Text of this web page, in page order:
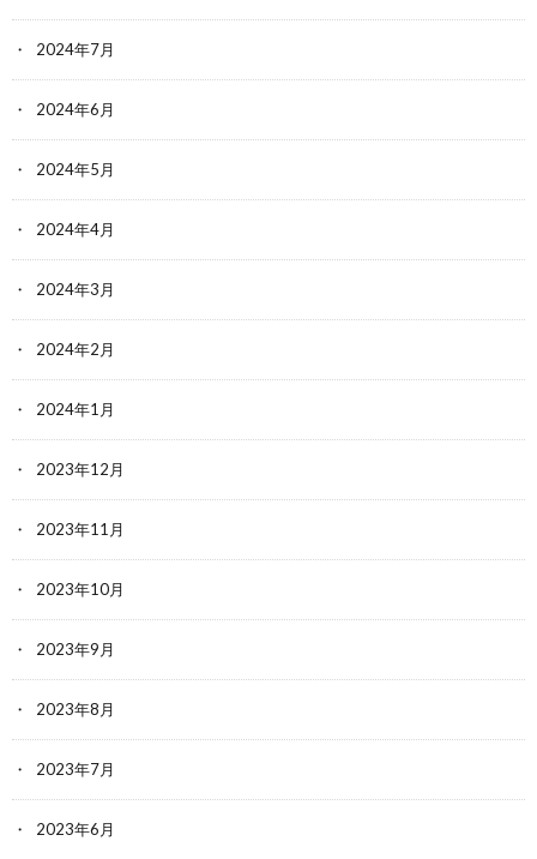
2024年7月
2024年6月
2024年5月
2024年4月
2024年3月
2024年2月
2024年1月
2023年12月
2023年11月
2023年10月
2023年9月
2023年8月
2023年7月
2023年6月